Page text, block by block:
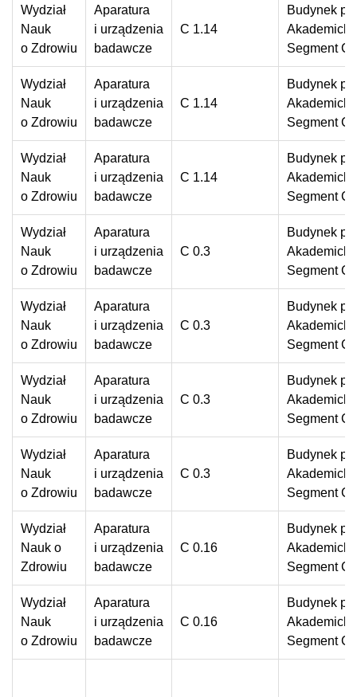
Wydział
Nauk
o Zdrowiu
Aparatura
i urządzenia
badawcze
C 1.14
Budynek
Segment C
Wydział
Nauk
o Zdrowiu
Aparatura
i urządzenia
badawcze
C 1.14
Budynek
Segment C
Wydział
Nauk
o Zdrowiu
Aparatura
i urządzenia
badawcze
C 1.14
Budynek
Segment C
Wydział
Nauk
o Zdrowiu
Aparatura
i urządzenia
badawcze
C 0.3
Budynek
Segment C
Wydział
Nauk
o Zdrowiu
Aparatura
i urządzenia
badawcze
C 0.3
Budynek
Segment C
Wydział
Nauk
o Zdrowiu
Aparatura
i urządzenia
badawcze
C 0.3
Budynek
Segment C
Wydział
Nauk
o Zdrowiu
Aparatura
i urządzenia
badawcze
C 0.3
Budynek
Segment C
Wydział
Nauk o
Zdrowiu
Aparatura
i urządzenia
badawcze
C 0.16
Budynek
Segment C
Wydział
Nauk
o Zdrowiu
Aparatura
i urządzenia
badawcze
C 0.16
Budynek
Segment C